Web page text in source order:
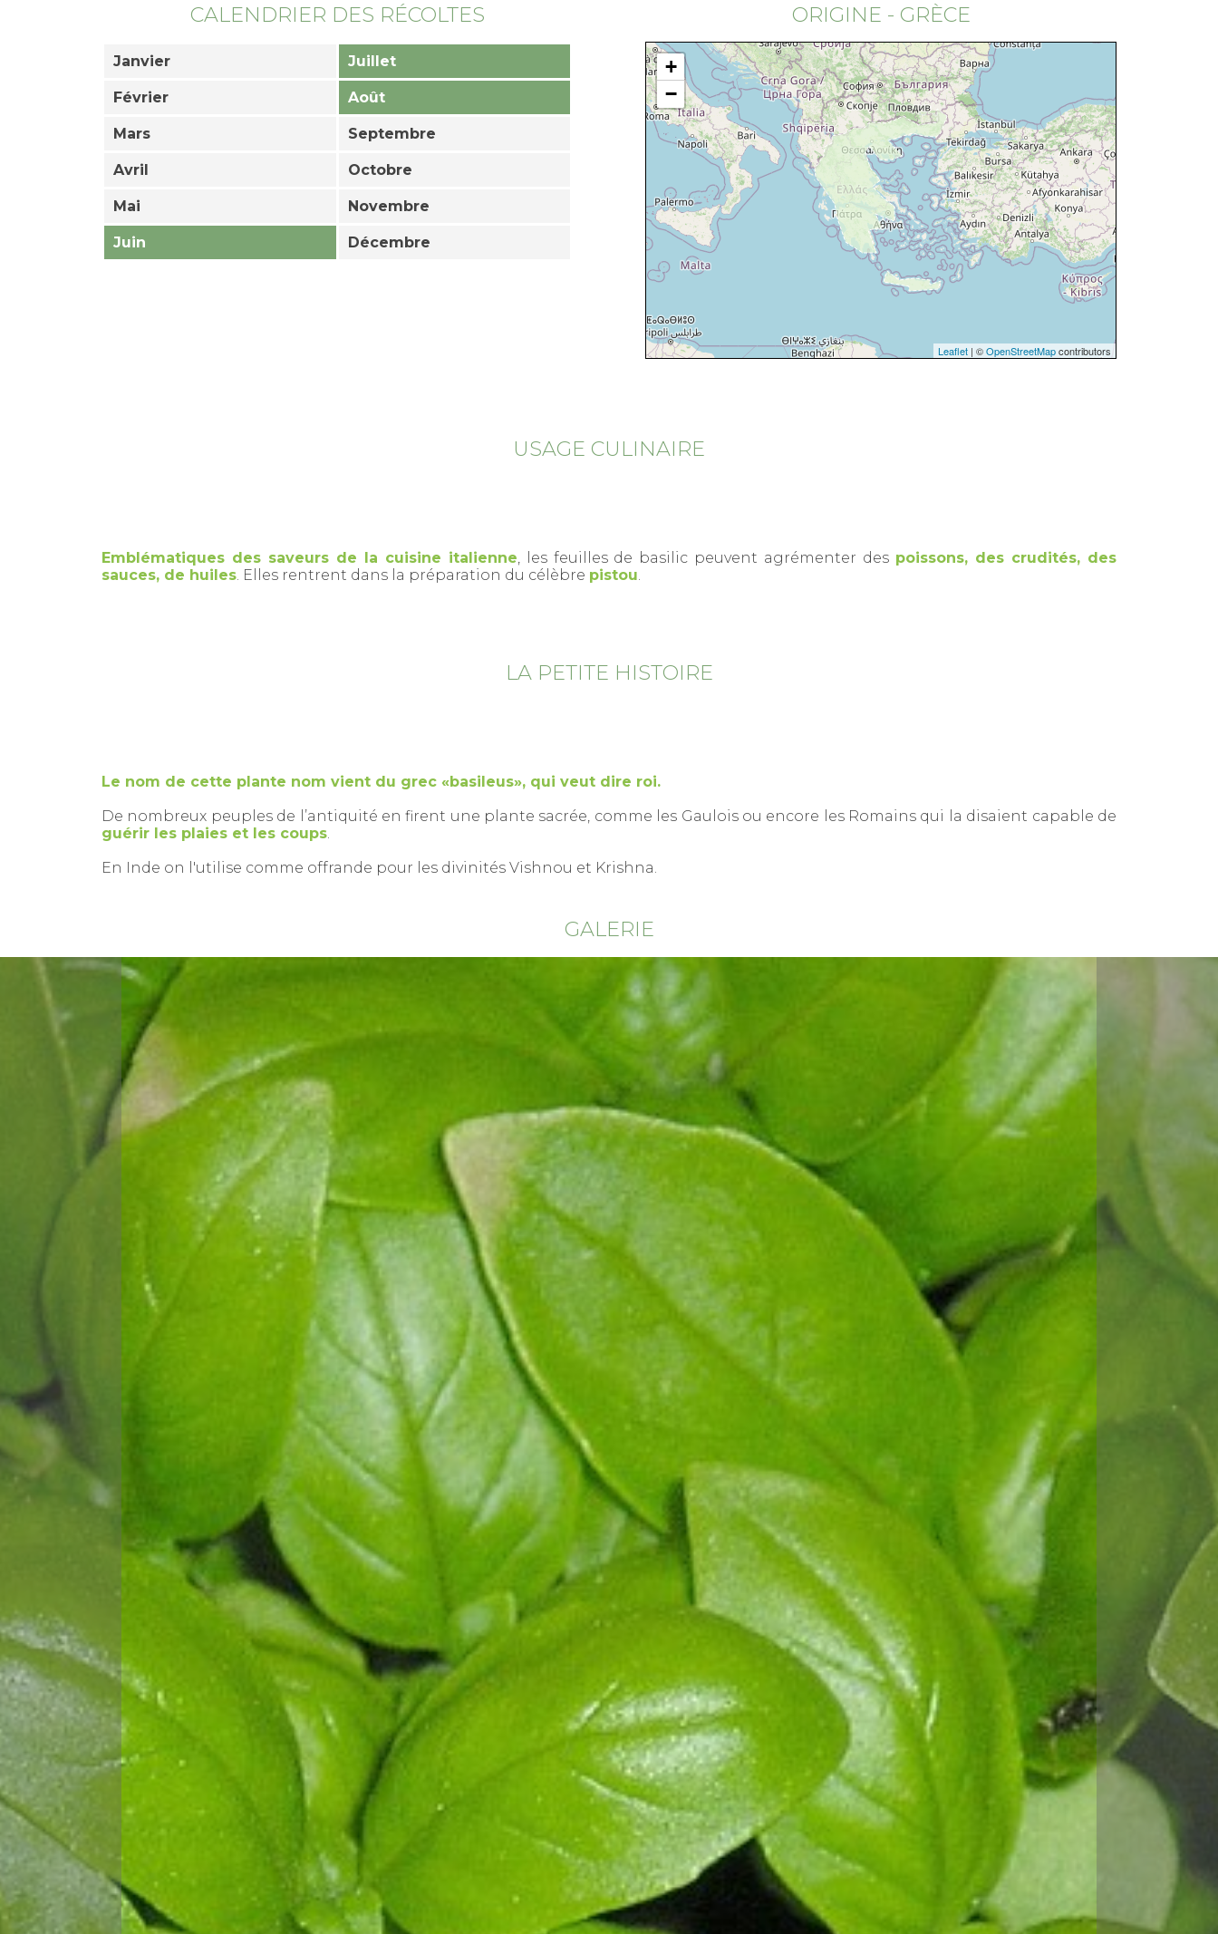
CALENDRIER DES RÉCOLTES
Janvier Juillet
Février Août
Mars Septembre
Avril Octobre
Mai Novembre
Juin Décembre
ORIGINE - GRÈCE
+
−
Leaflet | ©OpenStreetMapcontributors
USAGE CULINAIRE
Emblématiques des saveurs de la cuisine italienne , les feuilles de basilic peuvent agrémenter des poissons, des crudités, des
sauces, de huiles . Elles rentrent dans la préparation du célèbre pistou
LA PETITE HISTOIRE
Le nom de cette plante nom vient du grec «basileus», qui veut dire roi.
De nombreux peuples de l’antiquité en firent une plante sacrée, comme les Gaulois ou encore les Romains qui la disaient capable de
guérir les plaies et les coups
En Inde on l'utilise comme offrande pour les divinités Vishnou et Krishna.
GALERIE